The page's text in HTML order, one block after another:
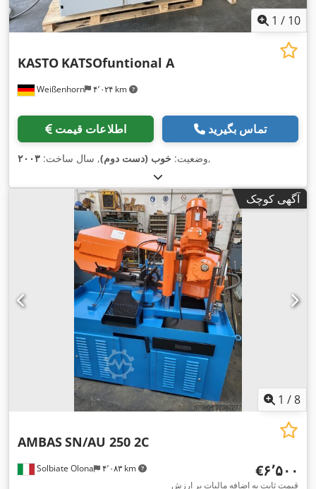
1 / 10
Weißenhorn ۴٬۰۲۴ km
KASTO KATSOfuntional A
اطلاعات قیمت تماس بگیرید
وضعیت: خوب (دست دوم), سال ساخت: ۲۰۰۳ ,
آگهی کوچک
1 /8
Solbiate Olona ۴٬۰۸۳ km
AMBASSN/AU 250 2C
‎€۶٬۵۰۰
قیمت ثابت به اضافه مالیات بر ارزش